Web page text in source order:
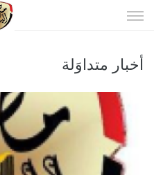
الى
أخبار متداوَلة